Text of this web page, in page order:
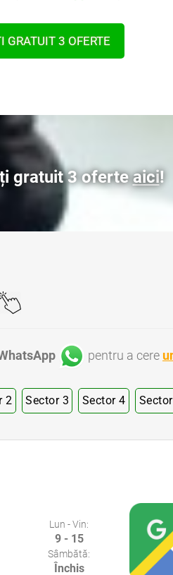
GRATUIT 3 OFERTE
gratuit 3 oferteaici!
pentru a cere
2 Sector 3 Sector 4
Lun - Vin:
9 - 15
Sâmbătă:
Închis